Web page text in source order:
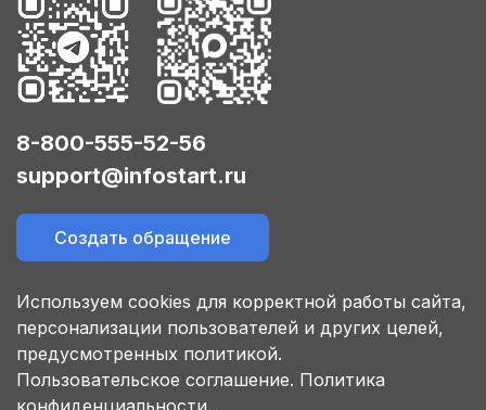
8-800-555-52-56
support@infostart.ru
Создать обращение
Используем cookies для корректной работы сайта,
персонализации пользователей и других целей,
предусмотренных политикой.
Пользовательское соглашение. Политика
конфиденциальности.